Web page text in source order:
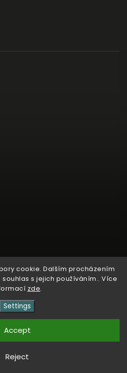
cookie. Dalším procházením
s jejich používáním.. Více
zde.
Settings
Reject
Accept
Dr. Entner. All rights
reserved.